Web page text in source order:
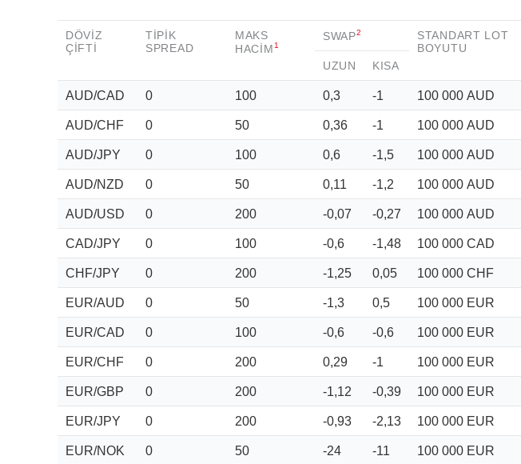
DÖVIZ
ÇIFTI
TIPIK
SPREAD
MAKS
HACIM 1
SWAP2
STANDART LOT
BOYUTU
UZUN KISA
AUD/CAD 0 100 0,3 -1 100 000 AUD
AUD/CHF 0 50 0,36 -1 100 000 AUD
AUD/JPY 0 100 0,6 -1,5 100 000 AUD
AUD/NZD 0 50 0,11 -1,2 100 000 AUD
AUD/USD 0 200 -0,07 -0,27 100 000 AUD
CAD/JPY 0 100 -0,6 -1,48 100 000 CAD
CHF/JPY 0 200 -1,25 0,05 100 000 CHF
EUR/AUD 0 50 -1,3 0,5 100 000 EUR
EUR/CAD 0 100 -0,6 -0,6 100 000 EUR
EUR/CHF 0 200 0,29 -1 100 000 EUR
EUR/GBP 0 200 -1,12 -0,39 100 000 EUR
EUR/JPY 0 200 -0,93 -2,13 100 000 EUR
EUR/NOK 0 50 -24 -11 100 000 EUR